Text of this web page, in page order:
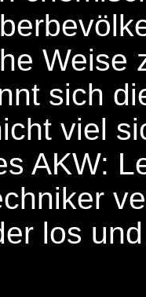
sich
viel
AKW:
los